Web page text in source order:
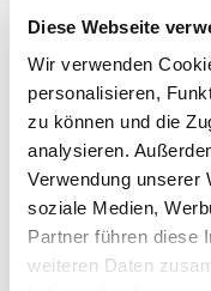
Diese Webseite
Wir verwenden
personalisieren,
zu können und die
analysieren.
Verwendung unserer
soziale Medien,
Partner führen diese
weiteren Daten
% auf CHF 3,2 Mio.
jedoch der Erfolg aus
weniger
über 80 % ist das
wesentlichste
Kommissions- und
trotz schwieriger
anstieg. Seit
Geschäftsaufwand.
Personalaufwand